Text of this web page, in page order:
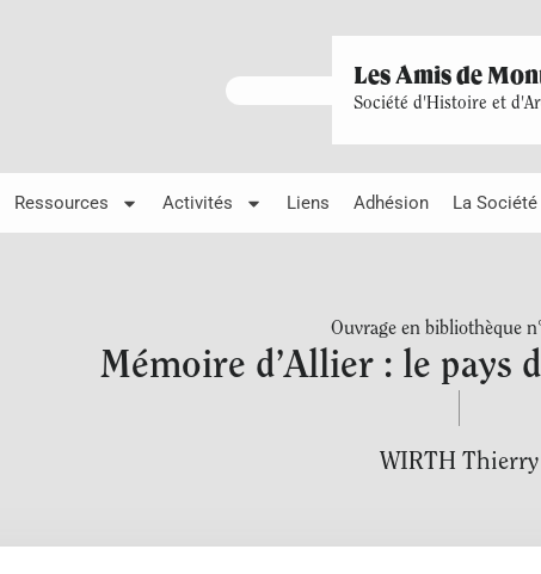
Les Amis de
Société d'Histoire et
Ressources Activités Liens Adhésion La Société
Ouvrage en bibliothèque
Mémoire d’Allier : le pays
WIRTH Thierry